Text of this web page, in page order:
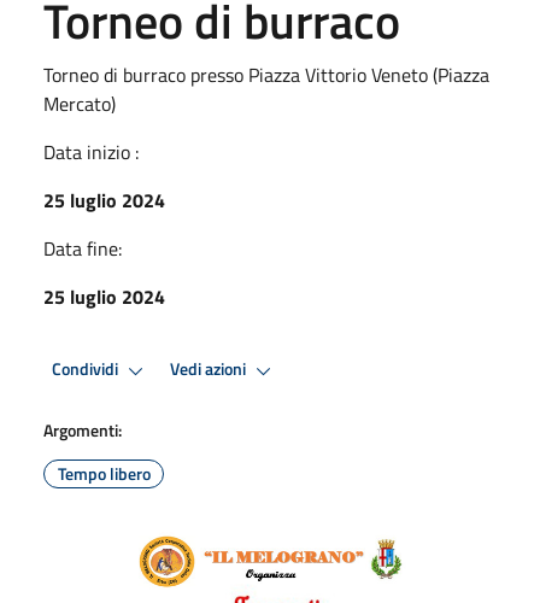
Torneo di burraco
Torneo di burraco presso Piazza Vittorio Veneto (Piazza
Mercato)
Data inizio :
25 luglio 2024
Data fine:
25 luglio 2024
Condividi Vedi azioni
Argomenti:
Tempo libero